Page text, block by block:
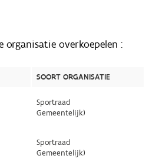
organisatie overkoepelen :
SOORT ORGANISATIE
Sportraad
Gemeentelijk)
Sportraad
Gemeentelijk)